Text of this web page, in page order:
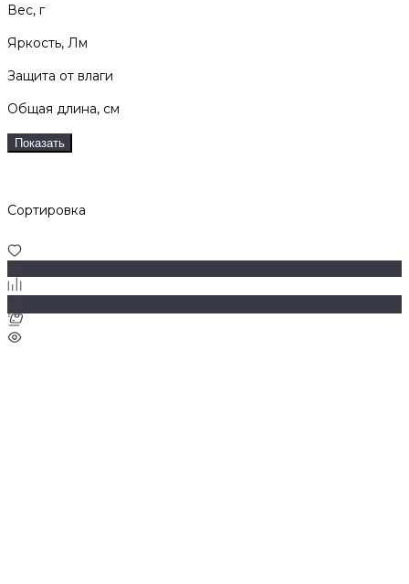
Вес, г
Яркость, Лм
Защита от влаги
Общая длина, см
Показать
Сортировка